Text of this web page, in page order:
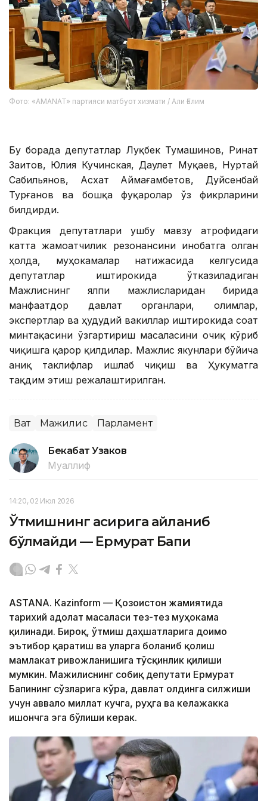
Фото: «AMANAT» партияси матбуот хизмати / Али Ғалим
Бу борада депутатлар Луқбек Тумашинов, Ринат
Заитов, Юлия Кучинская, Даулет Муқаев, Нуртай
Сабильянов, Асхат Аймағамбетов, Дуйсенбай
Турғанов ва бошқа фуқаролар ўз фикрларини
билдирди.
Фракция депутатлари ушбу мавзу атрофидаги
катта жамоатчилик резонансини инобатга олган
ҳолда, муҳокамалар натижасида келгусида
депутатлар иштирокида ўтказиладиган
Мажлиснинг ялпи мажлисларидан бирида
манфаатдор давлат органлари, олимлар,
экспертлар ва ҳудудий вакиллар иштирокида соат
минтақасини ўзгартириш масаласини очиқ кўриб
чиқишга қарор қилдилар. Мажлис якунлари бўйича
аниқ таклифлар ишлаб чиқиш ва Ҳукуматга
тақдим этиш режалаштирилган.
Вақт Мажилис Парламент
Бекабат Узаков
Муаллиф
14:20, 02 Июл 2026
Ўтмишнинг асирига айланиб
бўлмайди — Ермурат Бапи
ASTANА. Кazinform — Қозоғистон жамиятида
тарихий адолат масаласи тез-тез муҳокама
қилинади. Бироқ, ўтмиш даҳшатларига доимо
эътибор қаратиш ва уларга боғланиб қолиш
мамлакат ривожланишига тўсқинлик қилиши
мумкин. Мажилиснинг собиқ депутати Ермурат
Бапининг сўзларига кўра, давлат олдинга силжиши
учун аввало миллат кучга, руҳга ва келажакка
ишончга эга бўлиши керак.